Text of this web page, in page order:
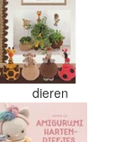
dieren